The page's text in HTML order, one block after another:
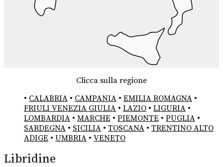
Clicca sulla regione
• CALABRIA • CAMPANIA • EMILIA ROMAGNA •
FRIULI VENEZIA GIULIA • LAZIO • LIGURIA •
LOMBARDIA • MARCHE • PIEMONTE • PUGLIA •
SARDEGNA • SICILIA • TOSCANA • TRENTINO ALTO
ADIGE • UMBRIA • VENETO
Libridine